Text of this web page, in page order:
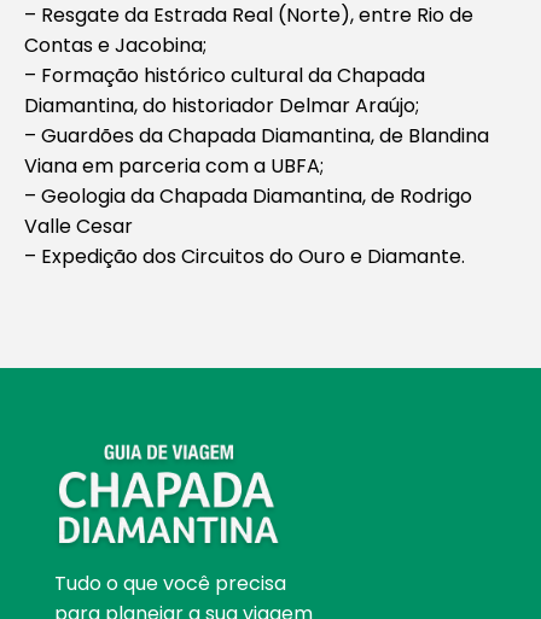
– Resgate da Estrada Real (Norte), entre Rio de
Contas e Jacobina;
– Formação histórico cultural da Chapada
Diamantina, do historiador Delmar Araújo;
– Guardões da Chapada Diamantina, de Blandina
Viana em parceria com a UBFA;
– Geologia da Chapada Diamantina, de Rodrigo
Valle Cesar
– Expedição dos Circuitos do Ouro e Diamante.
Tudo o que você precisa